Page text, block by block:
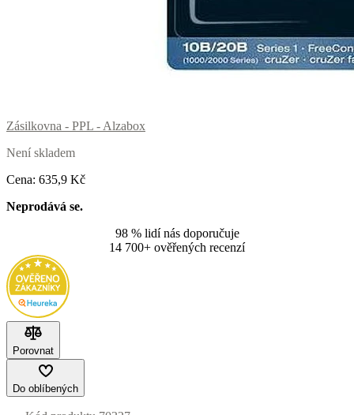
Zásilkovna - PPL - Alzabox
Není skladem
Cena: 635,9 Kč
Neprodává se.
98 % lidí nás doporučuje
14 700+ ověřených recenzí
Porovnat
Do oblíbených